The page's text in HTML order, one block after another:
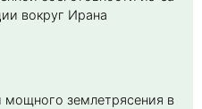
вокруг Ирана
мощного землетрясения в